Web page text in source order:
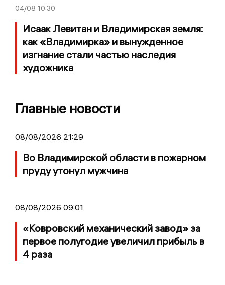
04/08 10:30
Исаак Левитан и Владимирская земля:
как «Владимирка» и вынужденное
изгнание стали частью наследия
художника
Главные новости
08/08/2026 21:29
Во Владимирской области в пожарном
пруду утонул мужчина
08/08/2026 09:01
«Ковровский механический завод» за
первое полугодие увеличил прибыль в
4 раза